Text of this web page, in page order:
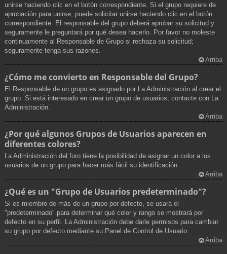
unirse haciendo clic en el botón correspondiente. Si el grupo requiere de
aprobación para unirse, puede solicitar unirse haciendo clic en el botón
correspondiente. El responsable del grupo deberá aprobar su solicitud y
seguramente le preguntará por qué desea hacerlo. Por favor no moleste
continuamente al Responsable de Grupo si rechaza su solicitud;
seguramente tenga sus razones.
Arriba
¿Cómo me convierto en Responsable del Grupo?
El Responsable de un grupo es asignado por La Administración al crear el
grupo. Si está interesado en crear un grupo de usuarios, contacte con La
Administración.
Arriba
¿Por qué algunos Grupos de Usuarios aparecen en
diferentes colores?
La Administración del foro tiene la posibilidad de asignar un color a los
usuarios de un grupo para hacer más fácil su identificación.
Arriba
¿Qué es un "Grupo de Usuarios predeterminado"?
Si es miembro de más de un grupo por defecto, se usará el
"predeterminado" para determinar qué color y rango se mostrará por
defecto en su perfil. La Administración debe darle permisos para cambiar
su grupo por defecto mediante su Panel de Control de Usuario.
Arriba